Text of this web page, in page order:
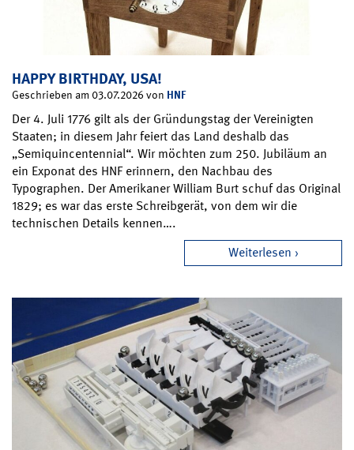
HAPPY BIRTHDAY, USA!
Geschrieben am 03.07.2026 von HNF
Der 4. Juli 1776 gilt als der Gründungstag der Vereinigten
Staaten; in diesem Jahr feiert das Land deshalb das
„Semiquincentennial“. Wir möchten zum 250. Jubiläum an
ein Exponat des HNF erinnern, den Nachbau des
Typographen. Der Amerikaner William Burt schuf das Original
1829; es war das erste Schreibgerät, von dem wir die
technischen Details kennen….
Weiterlesen